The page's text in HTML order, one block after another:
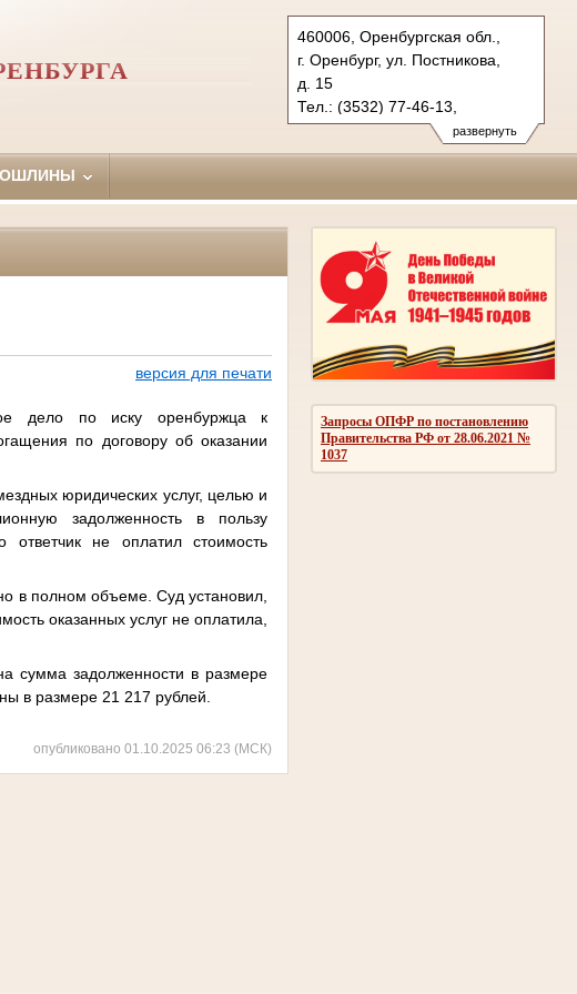
развернуть
460006, Оренбургская обл.,
г. Оренбург, ул. Постникова,
д. 15
Тел.: (3532) 77-46-13,
(3532) 77-47-30, (3532) 77-45-
90 (ф.)
Запросы ОПФР по постановлению
Правительства РФ от 28.06.2021 №
1037
версия для печати
дело по иску оренбуржца к
по договору об оказании
юридических услуг, целью и
задолженность в пользу
ответчик не оплатил стоимость
в полном объеме. Суд установил,
оказанных услуг не оплатила,
сумма задолженности в размере
в размере 21 217 рублей.
опубликовано 01.10.2025 06:23 (МСК)